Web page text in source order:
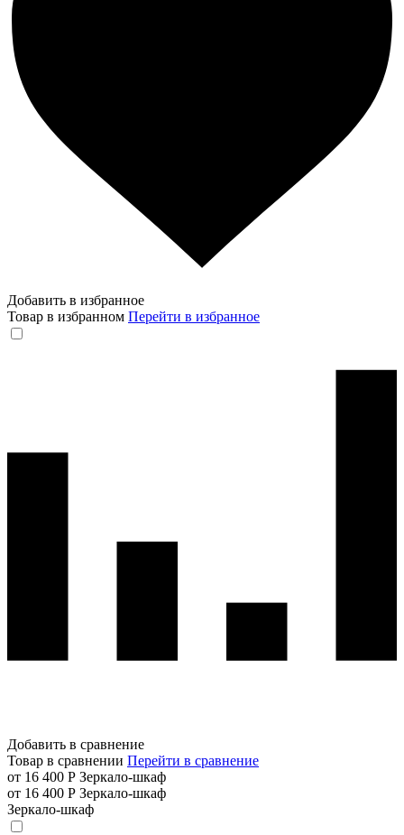
Добавить в избранное
Товар в избранном Перейти в избранное
Добавить в сравнение
Товар в сравнении Перейти в сравнение
от 16 400 Р Зеркало-шкаф
от 16 400 Р Зеркало-шкаф
Зеркало-шкаф